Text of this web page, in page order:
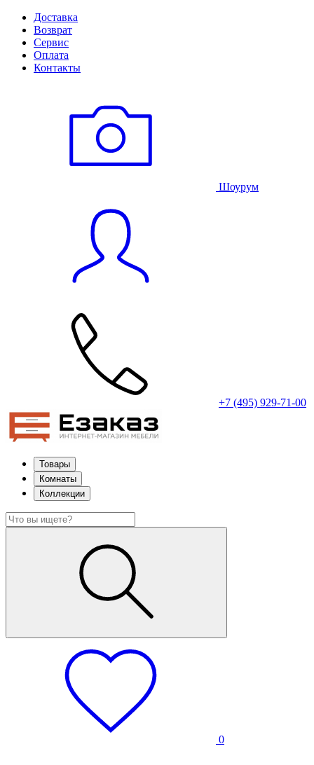
Доставка
Возврат
Сервис
Оплата
Контакты
Шоурум
+7 (495) 929-71-00
Товары
Комнаты
Коллекции
0